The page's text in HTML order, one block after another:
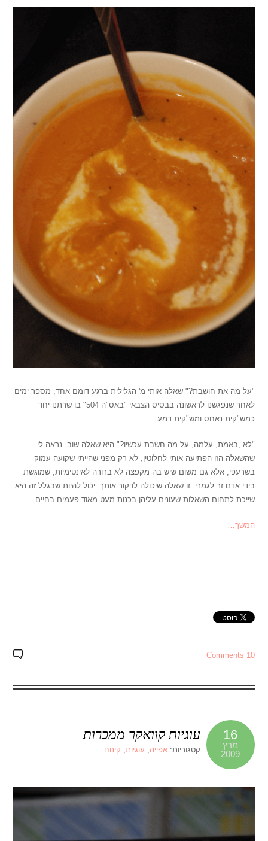
"על מה את חושבת?" שאלה אותי מ' הגלילית ברגע דומם אחד, מספר ימים
לאחר שנפגשנו לראשונה בבסיס הצבאי "באס"ה 504" בו שרתנו יחד
כמש"קית נאחס ומש"קית דמע.
"לא ,באמת, עלמה, על מה חשבת עכשיו?" היא שאלה שוב. נראה לי
שהשאלה הזו הפתיעה אותי לחלוטין, לא רק מפני שהייתי שקועה עמוק
בשרעפי, אלא גם משום שיש בה מקפצה לא ברורה לאינטימיות, שמוגשת
בידי אדם זר לגמרי. זו שאלה שיכולה לדקור אותך. יכול להיות שבגלל זה היא
שייכת לתחום השאלות שעונים עליהן בכנות מעט מאוד פעמים בחיים.
המשך…
10 Comments
16
מרץ
2009
עוגיות קוואקר ממכרות
קטגוריות:אפייה, עוגיות, קינוח